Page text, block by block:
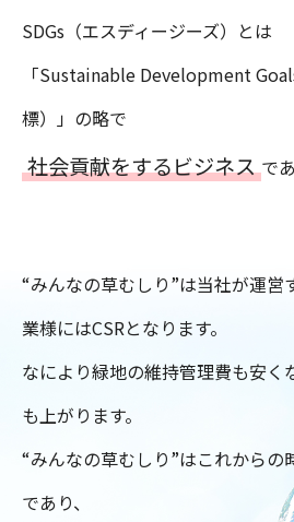
SDGs（エスディージーズ）とは
「Sustainable Development
標）」の略で
社会貢献をするビジネス で
“みんなの草むしり”は当社が運営
業様にはCSRとなります。
なにより緑地の維持管理費も安く
も上がります。
“みんなの草むしり”はこれからの
であり、